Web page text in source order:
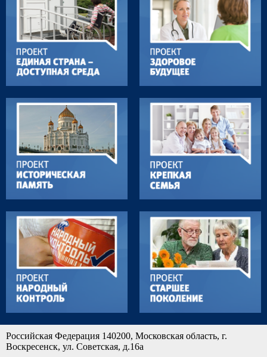
Российская Федерация 140200, Московская область, г.
Воскресенск, ул. Советская, д.16а